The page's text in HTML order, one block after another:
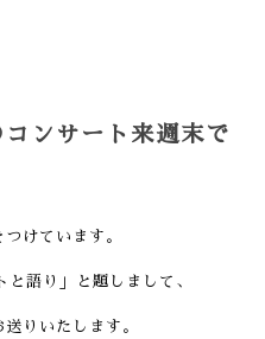
ンサート来週末で
けています。
語り」と題しまして、
りいたします。